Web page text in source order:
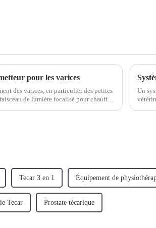
pour les varices
des varices, en particulier des petites
de lumière focalisé pour chauffer
Un
Tecar 3 en 1 Équipement de
Tecar Prostate técarique